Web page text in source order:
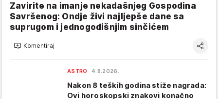
Zavirite na imanje nekadašnjeg Gospodina
Savršenog: Ondje živi najljepše dane sa
suprugom i jednogodišnjim sinčićem
Komentiraj
ASTRO 4.8.2026.
Nakon 8 teških godina stiže nagrada:
Ovi horoskopski znakovi konačno